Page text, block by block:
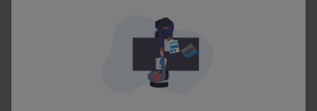
İnsan Kaynakları Ödülleri, şirketiniz için bir tanıtım fırsatı
olabilir. En iyi uygulamalarınızı tanıtarak sektördeki öncü